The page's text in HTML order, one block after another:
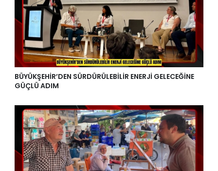
BÜYÜKŞEHİR’DEN SÜRDÜRÜLEBİLİR ENERJİ GELECEĞİNE
GÜÇLÜ ADIM